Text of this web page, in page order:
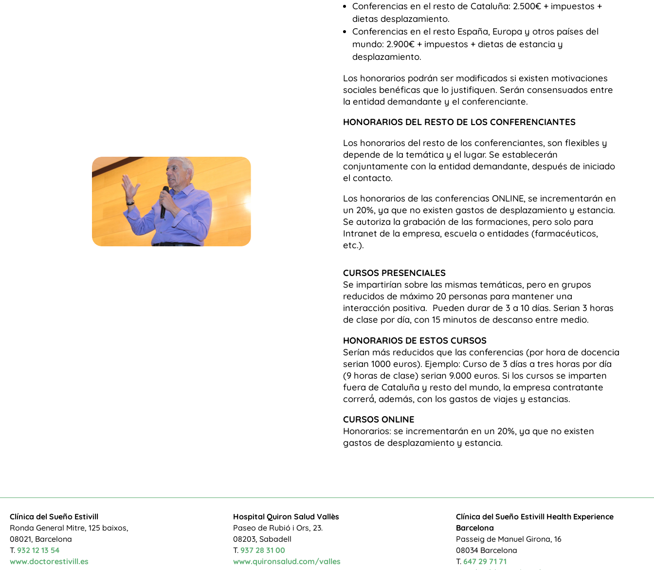
Conferencias en el resto de Cataluña: 2.500€ + impuestos +
dietas desplazamiento.
Conferencias en el resto España, Europa y otros países del
mundo: 2.900€ + impuestos + dietas de estancia y
desplazamiento.
Los honorarios podrán ser modificados si existen motivaciones
sociales benéficas que lo justifiquen. Serán consensuados entre
la entidad demandante y el conferenciante.
HONORARIOS DEL RESTO DE LOS CONFERENCIANTES
Los honorarios del resto de los conferenciantes, son flexibles y
depende de la temática y el lugar. Se establecerán
conjuntamente con la entidad demandante, después de iniciado
el contacto.
Los honorarios de las conferencias ONLINE, se incrementarán en
un 20%, ya que no existen gastos de desplazamiento y estancia.
Se autoriza la grabación de las formaciones, pero solo para
Intranet de la empresa, escuela o entidades (farmacéuticos,
etc.).
CURSOS PRESENCIALES
Se impartirían sobre las mismas temáticas, pero en grupos
reducidos de máximo 20 personas para mantener una
interacción positiva. Pueden durar de 3 a 10 días. Serian 3 horas
de clase por día, con 15 minutos de descanso entre medio.
HONORARIOS DE ESTOS CURSOS
Serían más reducidos que las conferencias (por hora de docencia
serian 1000 euros). Ejemplo: Curso de 3 días a tres horas por día
(9 horas de clase) serian 9.000 euros. Si los cursos se imparten
fuera de Cataluña y resto del mundo, la empresa contratante
correrá́, además, con los gastos de viajes y estancias.
CURSOS ONLINE
Honorarios: se incrementarán en un 20%, ya que no existen
gastos de desplazamiento y estancia.
Clínica del Sueño Estivill
Ronda General Mitre, 125 baixos,
08021, Barcelona
T. 932 12 13 54
www.doctorestivill.es
Hospital Quiron Salud Vallès
Paseo de Rubió i Ors, 23.
08203, Sabadell
T. 937 28 31 00
www.quironsalud.com/valles
Clínica del Sueño Estivill Health Experience
Barcelona
Passeig de Manuel Girona, 16
08034 Barcelona
T.647 29 71 71